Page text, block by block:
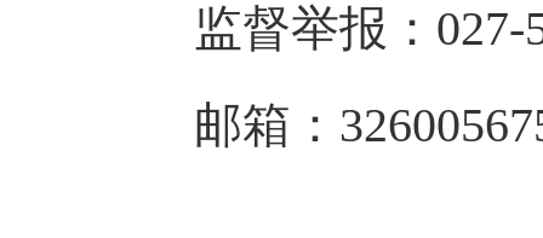
监督举报： 027-
邮箱：